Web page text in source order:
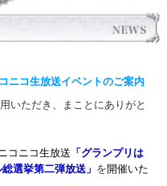
コニコ生放送イベントのご案
用いただき、まことにありが
ニコニコ生放送「グランプリは